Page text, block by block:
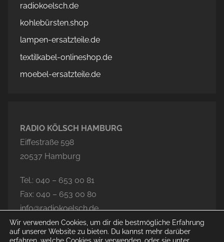
radiokoelsch.de
kohlebürsten.shop
lampen-ersatzteile.de
textilkabel-onlineshop.de
moebel-ersatzteile.de
RADIO KÖLSCH HAMBURG
Eiffestraße 598
20537 Hamburg
Tel.: 040 – 653 00 81
Fax: 040 – 653 00 80
info@radiokoelsch.de
Wir verwenden Cookies, um dir die bestmögliche Erfahrung
auf unserer Website zu bieten. Du kannst mehr darüber